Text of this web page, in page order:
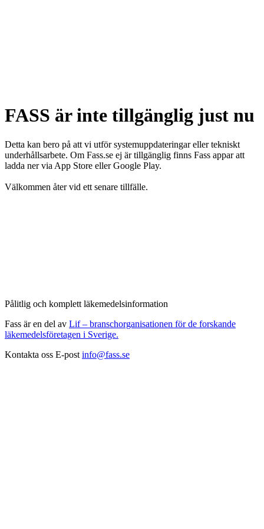
FASS är inte tillgänglig just nu
Detta kan bero på att vi utför systemuppdateringar eller tekniskt
underhållsarbete. Om Fass.se ej är tillgänglig finns Fass appar att
ladda ner via App Store eller Google Play.
Välkommen åter vid ett senare tillfälle.
Pålitlig och komplett läkemedelsinformation
Fass är en del av Lif – branschorganisationen för de forskande
läkemedelsföretagen i Sverige.
Kontakta oss E-post info@fass.se